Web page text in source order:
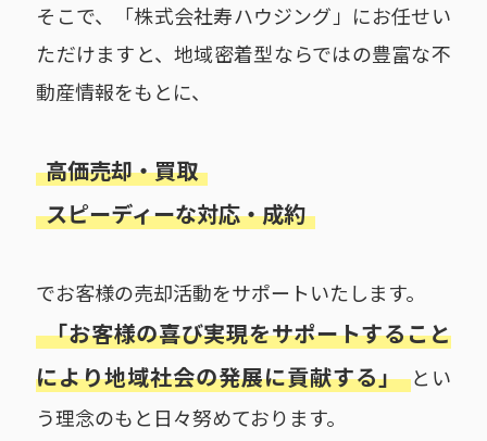
そこで、「株式会社寿ハウジング」にお任せい
ただけますと、地域密着型ならではの豊富な不
動産情報をもとに、
高価売却・買取
スピーディーな対応・成約
でお客様の売却活動をサポートいたします。
「お客様の喜び実現をサポートすること
により地域社会の発展に貢献する」 とい
う理念のもと日々努めております。